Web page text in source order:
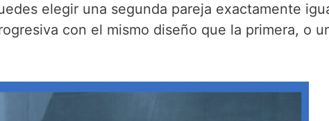
elegir una segunda pareja exactamente
con el mismo diseño que la primera, o